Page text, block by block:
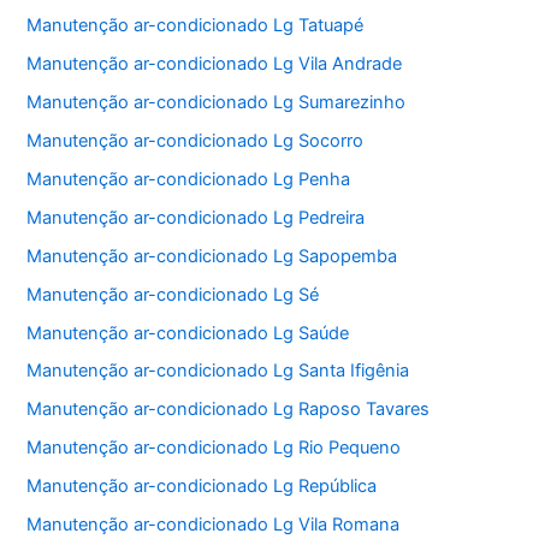
Manutenção ar-condicionado Lg Tatuapé
Manutenção ar-condicionado Lg Vila Andrade
Manutenção ar-condicionado Lg Sumarezinho
Manutenção ar-condicionado Lg Socorro
Manutenção ar-condicionado Lg Penha
Manutenção ar-condicionado Lg Pedreira
Manutenção ar-condicionado Lg Sapopemba
Manutenção ar-condicionado Lg Sé
Manutenção ar-condicionado Lg Saúde
Manutenção ar-condicionado Lg Santa Ifigênia
Manutenção ar-condicionado Lg Raposo Tavares
Manutenção ar-condicionado Lg Rio Pequeno
Manutenção ar-condicionado Lg República
Manutenção ar-condicionado Lg Vila Romana